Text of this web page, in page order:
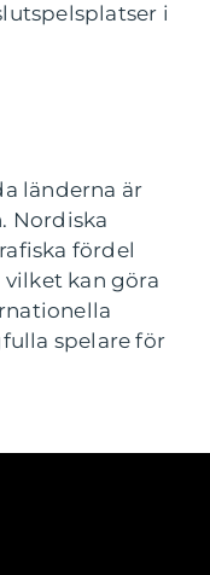
i
länderna är
Nordiska
fördel
vilket kan göra
spelare för